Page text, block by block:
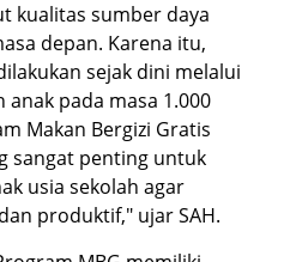
kualitas sumber daya
depan. Karena itu,
sejak dini melalui
pada masa 1.000
Makan Bergizi Gratis
sangat penting untuk
usia sekolah agar
produktif," ujar SAH.